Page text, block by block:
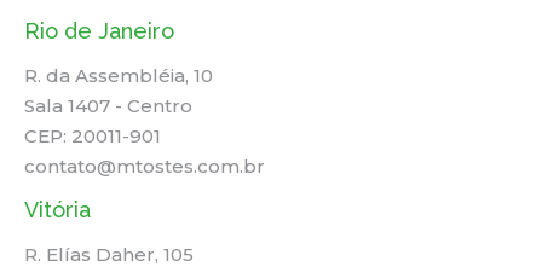
Rio de Janeiro
R. da Assembléia, 10
Sala 1407 - Centro
CEP: 20011-901
contato@mtostes.com.br
Vitória
R. Elías Daher, 105